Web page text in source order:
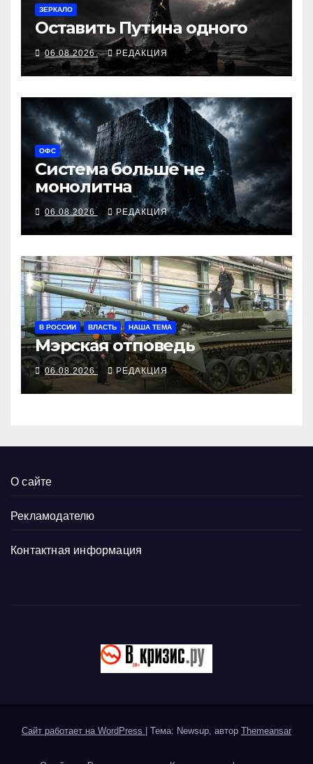
ЗЕРКАЛО
Оставить Путина одного
06.08.2026 РЕДАКЦИЯ
ОФС
Система больше не
монолитна
06.08.2026 РЕДАКЦИЯ
В РОССИИ ВЛАСТЬ НАША ТЕМА
Мэрская отповедь
06.08.2026 РЕДАКЦИЯ
О сайте
Рекламодателю
Контактная информация
Сайт работает на WordPress Тема: Newsup, автор Themeansar